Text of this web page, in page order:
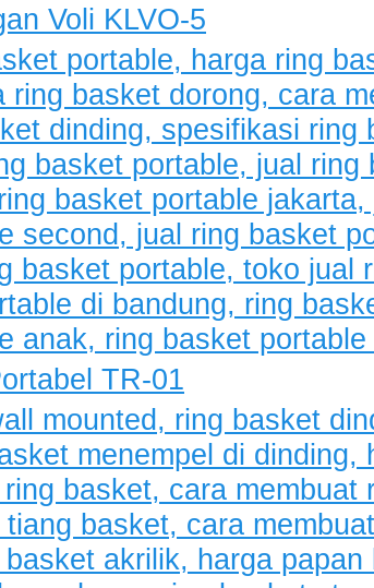
Voli KLVO-5
TR-01